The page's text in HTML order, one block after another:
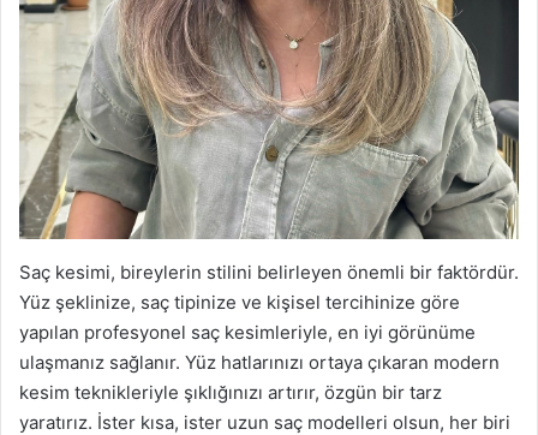
Saç kesimi, bireylerin stilini belirleyen önemli bir faktördür.
Yüz şeklinize, saç tipinize ve kişisel tercihinize göre
yapılan profesyonel saç kesimleriyle, en iyi görünüme
ulaşmanız sağlanır. Yüz hatlarınızı ortaya çıkaran modern
kesim teknikleriyle şıklığınızı artırır, özgün bir tarz
yaratırız. İster kısa, ister uzun saç modelleri olsun, her biri